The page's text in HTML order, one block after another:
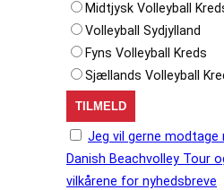
Midtjysk Volleyball
Volleyball Sydjylland
Fyns Volleyball Kreds
Sjællands Volleyball
Jeg vil gerne modtage
Danish Beachvolley Tour
vilkårene for nyhedsbreve